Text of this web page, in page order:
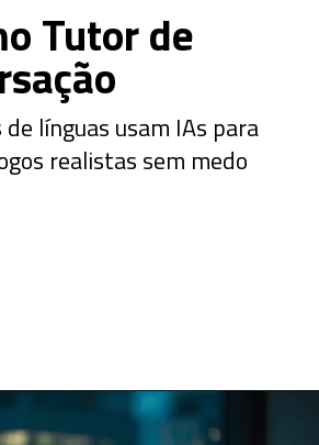
línguas usam IAs para
realistas sem medo
Tutor de